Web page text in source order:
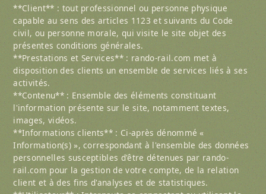
**Client** : tout professionnel ou personne physique
capable au sens des articles 1123 et suivants du Code
civil, ou personne morale, qui visite le site objet des
présentes conditions générales.
**Prestations et Services** : rando-rail.com met à
disposition des clients un ensemble de services liés à ses
activités.
**Contenu** : Ensemble des éléments constituant
l'information présente sur le site, notamment textes,
images, vidéos.
**Informations clients** : Ci-après dénommé «
Information(s) », correspondant à l'ensemble des données
personnelles susceptibles d'être détenues par rando-
rail.com pour la gestion de votre compte, de la relation
client et à des fins d'analyses et de statistiques.